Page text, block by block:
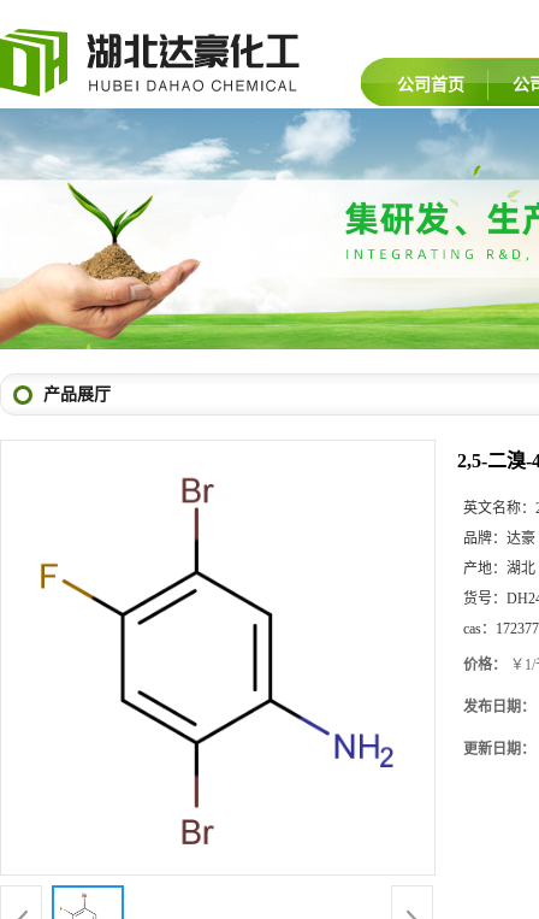
公司首页 公
产品展厅
2,5-二溴-
英文名称：
品牌： 达豪
产地： 湖北
货号：
cas：
价格： ￥
发布日期：
更新日期：